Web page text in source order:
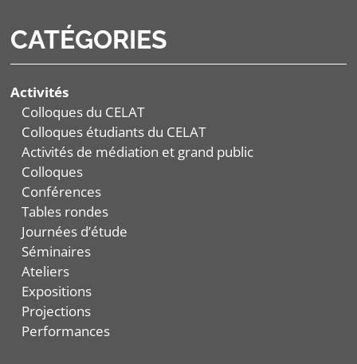
CATÉGORIES
Activités
Colloques du CELAT
Colloques étudiants du CELAT
Activités de médiation et grand public
Colloques
Conférences
Tables rondes
Journées d’étude
Séminaires
Ateliers
Expositions
Projections
Performances